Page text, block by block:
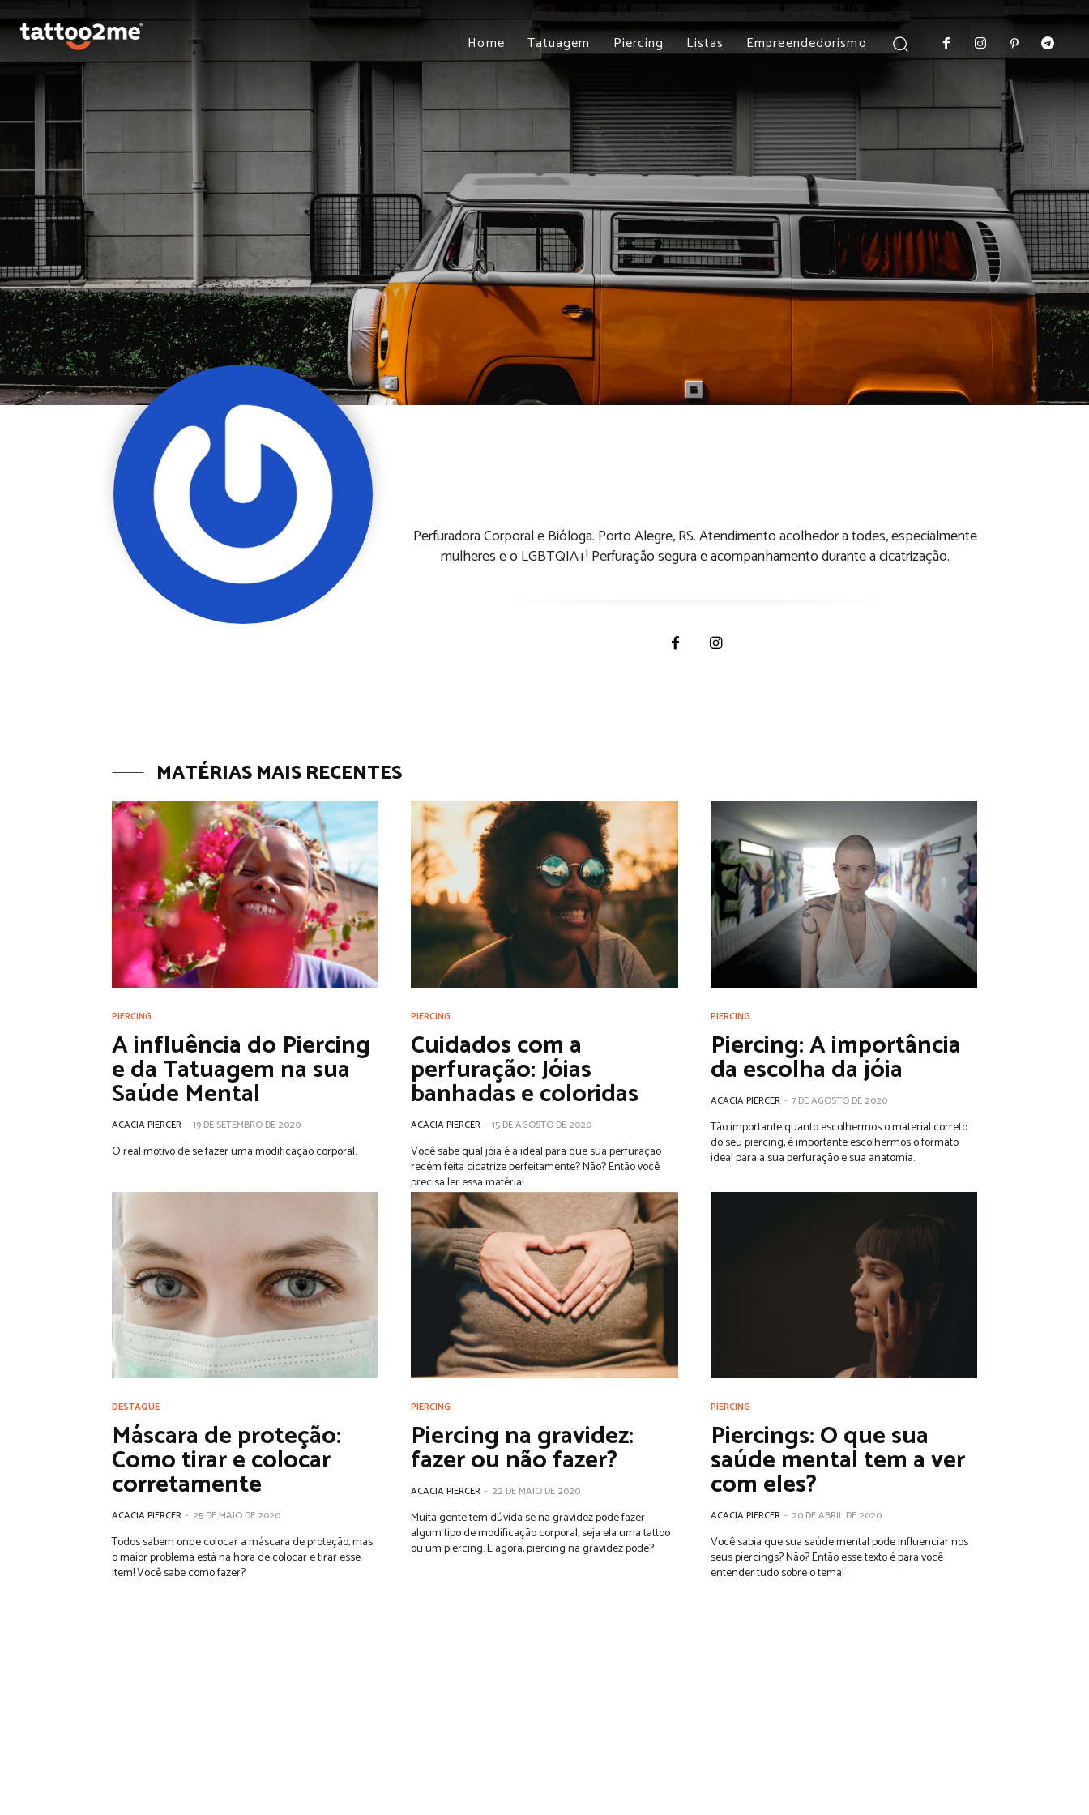
Home Tatuagem Piercing Listas Empreendedorismo
Acacia Piercer
Perfuradora Corporal e Bióloga. Porto Alegre, RS. Atendimento acolhedor a todes, especialmente
mulheres e o LGBTQIA+! Perfuração segura e acompanhamento durante a cicatrização.
MATÉRIAS MAIS RECENTES
PIERCING
A influência do Piercing
e da Tatuagem na sua
Saúde Mental
ACACIA PIERCER - 19 DE SETEMBRO DE 2020
O real motivo de se fazer uma modificação corporal.
PIERCING
Cuidados com a
perfuração: Jóias
banhadas e coloridas
ACACIA PIERCER - 15 DE AGOSTO DE 2020
Você sabe qual jóia é a ideal para que sua perfuração
recém feita cicatrize perfeitamente? Não? Então você
precisa ler essa matéria!
PIERCING
Piercing: A importância
da escolha da jóia
ACACIA PIERCER - 7 DE AGOSTO DE 2020
Tão importante quanto escolhermos o material correto
do seu piercing, é importante escolhermos o formato
ideal para a sua perfuração e sua anatomia.
DESTAQUE
Máscara de proteção:
Como tirar e colocar
corretamente
ACACIA PIERCER - 25 DE MAIO DE 2020
Todos sabem onde colocar a máscara de proteção, mas
o maior problema está na hora de colocar e tirar esse
item! Você sabe como fazer?
PIERCING
Piercing na gravidez:
fazer ou não fazer?
ACACIA PIERCER - 22 DE MAIO DE 2020
Muita gente tem dúvida se na gravidez pode fazer
algum tipo de modificação corporal, seja ela uma tattoo
ou um piercing. E agora, piercing na gravidez pode?
PIERCING
Piercings: O que sua
saúde mental tem a ver
com eles?
ACACIA PIERCER - 20 DE ABRIL DE 2020
Você sabia que sua saúde mental pode influenciar nos
seus piercings? Não? Então esse texto é para você
entender tudo sobre o tema!